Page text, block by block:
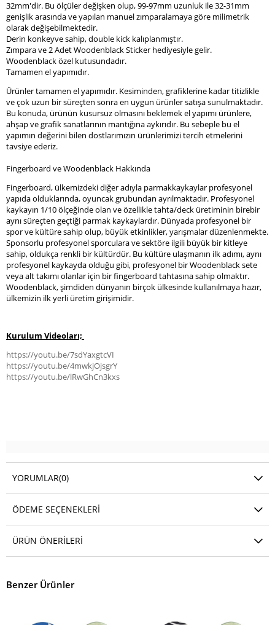
32mm'dir. Bu ölçüler değişken olup, 99-97mm uzunluk ile 32-31mm
genişlik arasında ve yapılan manuel zımparalamaya göre milimetrik
olarak değişebilmektedir.
Derin konkeyve sahip, double kick kalıplanmıştır.
Zımpara ve 2 Adet Woodenblack Sticker hediyesiyle gelir.
Woodenblack özel kutusundadır.
Tamamen el yapımıdır.
Ürünler tamamen el yapımıdır. Kesiminden, grafiklerine kadar titizlikle
ve çok uzun bir süreçten sonra en uygun ürünler satışa sunulmaktadır.
Bu konuda, ürünün kusursuz olmasını beklemek el yapımı ürünlere,
ahşap ve grafik sanatlarının mantığına aykırıdır. Bu sebeple bu el
yapımın değerini bilen dostlarımızın ürünlerimizi tercih etmelerini
tavsiye ederiz.
Fingerboard ve Woodenblack Hakkında
Fingerboard, ülkemizdeki diğer adıyla parmakkaykaylar profesyonel
yapıda olduklarında, oyuncak grubundan ayrılmaktadır. Profesyonel
kaykayın 1/10 ölçeğinde olan ve özellikle tahta/deck üretiminin birebir
aynı süreçten geçtiği parmak kaykaylardır. Dünyada profesyonel bir
spor ve kültüre sahip olup, büyük etkinlikler, yarışmalar düzenlenmekte.
Sponsorlu profesyonel sporculara ve sektöre ilgili büyük bir kitleye
sahip, oldukça renkli bir kültürdür. Bu kültüre ulaşmanın ilk adımı, aynı
profesyonel kaykayda olduğu gibi, profesyonel bir Woodenblack sete
veya alt takımı olanlar için bir fingerboard tahtasına sahip olmaktır.
Woodenblack, şimdiden dünyanın birçok ülkesinde kullanılmaya hazır,
ülkemizin ilk yerli üretim girişimidir.
Kurulum Videoları;
https://youtu.be/7sdYaxgtcVI
https://youtu.be/4mwkjOjsgrY
https://youtu.be/lRwGhCn3kxs
YORUMLAR(0)
ÖDEME SEÇENEKLERI
ÜRÜN ÖNERILERI
Benzer Ürünler